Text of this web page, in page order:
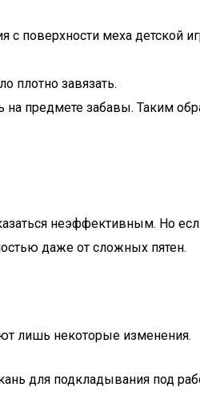
поверхности меха детской
плотно завязать.
на предмете забавы. Таким
неэффективным. Но
даже от сложных пятен.
лишь некоторые изменения.
для подкладывания под